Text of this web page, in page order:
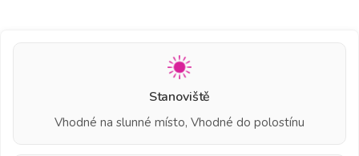
Stanoviště
Vhodné na slunné místo, Vhodné do polostínu